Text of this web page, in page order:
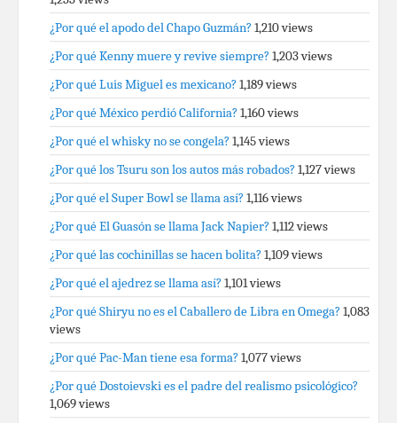
¿Por qué el apodo del Chapo Guzmán? 1,210 views
¿Por qué Kenny muere y revive siempre? 1,203 views
¿Por qué Luis Miguel es mexicano? 1,189 views
¿Por qué México perdió California? 1,160 views
¿Por qué el whisky no se congela? 1,145 views
¿Por qué los Tsuru son los autos más robados? 1,127 views
¿Por qué el Super Bowl se llama así? 1,116 views
¿Por qué El Guasón se llama Jack Napier? 1,112 views
¿Por qué las cochinillas se hacen bolita? 1,109 views
¿Por qué el ajedrez se llama así? 1,101 views
¿Por qué Shiryu no es el Caballero de Libra en Omega? 1,083
views
¿Por qué Pac-Man tiene esa forma? 1,077 views
¿Por qué Dostoievski es el padre del realismo psicológico?
1,069 views